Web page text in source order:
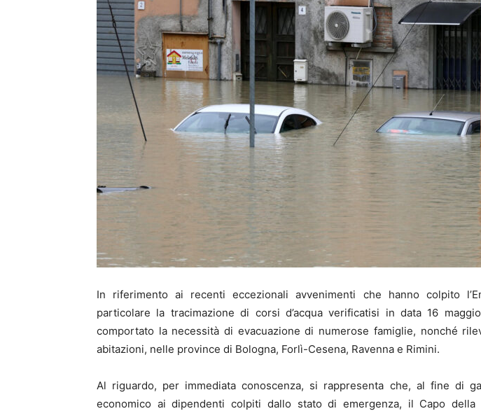
In riferimento ai recenti eccezionali avvenimenti che hanno colpito
particolare la tracimazione di corsi d’acqua verificatisi in data 16
comportato la necessità di evacuazione di numerose famiglie, nonché
abitazioni, nelle province di Bologna, Forlì-Cesena, Ravenna e Rimini.
Al riguardo, per immediata conoscenza, si rappresenta che, al fine di
economico ai dipendenti colpiti dallo stato di emergenza, il Capo